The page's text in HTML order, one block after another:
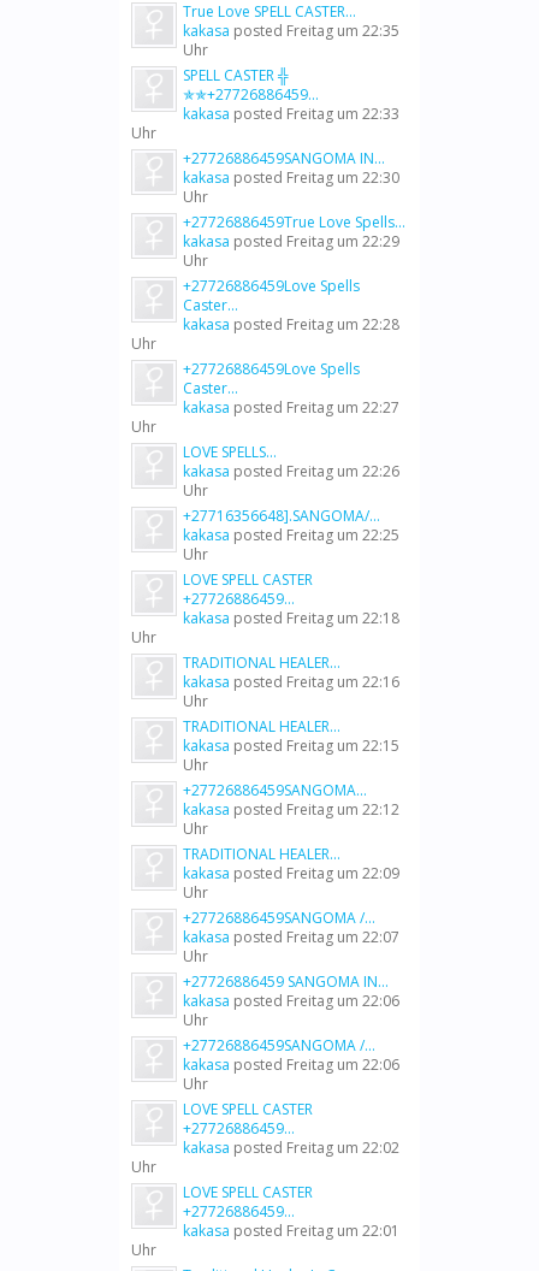
True Love SPELL CASTER...
kakasa posted Freitag um 22:35
Uhr
SPELL CASTER ╬
✯✯+27726886459...
kakasa posted Freitag um 22:33
Uhr
+27726886459SANGOMA IN...
kakasa posted Freitag um 22:30
Uhr
+27726886459True Love Spells...
kakasa posted Freitag um 22:29
Uhr
+27726886459Love Spells
Caster...
kakasa posted Freitag um 22:28
Uhr
+27726886459Love Spells
Caster...
kakasa posted Freitag um 22:27
Uhr
LOVE SPELLS...
kakasa posted Freitag um 22:26
Uhr
+27716356648].SANGOMA/...
kakasa posted Freitag um 22:25
Uhr
LOVE SPELL CASTER
+27726886459...
kakasa posted Freitag um 22:18
Uhr
TRADITIONAL HEALER...
kakasa posted Freitag um 22:16
Uhr
TRADITIONAL HEALER...
kakasa posted Freitag um 22:15
Uhr
+27726886459SANGOMA...
kakasa posted Freitag um 22:12
Uhr
TRADITIONAL HEALER...
kakasa posted Freitag um 22:09
Uhr
+27726886459SANGOMA /...
kakasa posted Freitag um 22:07
Uhr
+27726886459 SANGOMA IN...
kakasa posted Freitag um 22:06
Uhr
+27726886459SANGOMA /...
kakasa posted Freitag um 22:06
Uhr
LOVE SPELL CASTER
+27726886459...
kakasa posted Freitag um 22:02
Uhr
LOVE SPELL CASTER
+27726886459...
kakasa posted Freitag um 22:01
Uhr